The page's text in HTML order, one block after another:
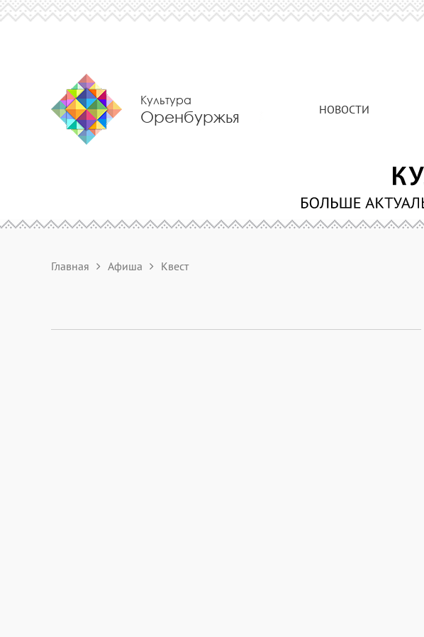
Культура
Оренбуржья НОВОСТИ
Главная Афиша Квест